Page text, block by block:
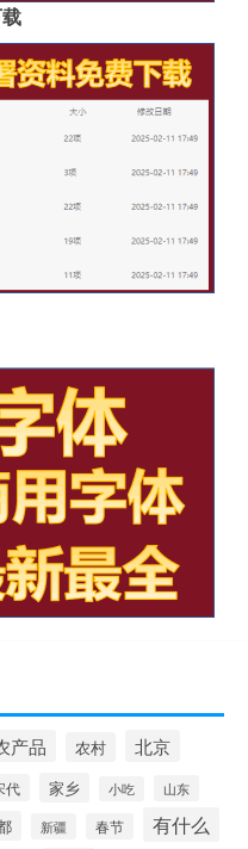
产品 农村 北京
代 家乡 小吃 山东
新疆 春节 有什么